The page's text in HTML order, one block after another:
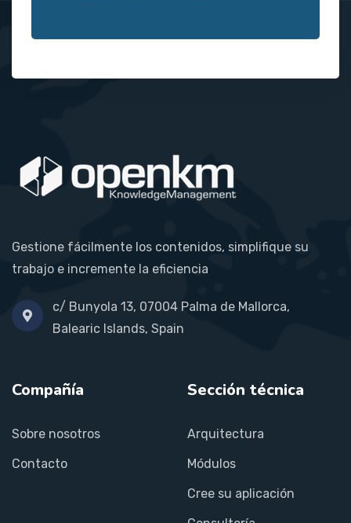
Gestione fácilmente los contenidos, simplifique su
trabajo e incremente la eficiencia
c/ Bunyola 13, 07004 Palma de Mallorca,
Balearic Islands, Spain
Compañía
Sobre nosotros
Contacto
Sección técnica
Arquitectura
Módulos
Cree su aplicación